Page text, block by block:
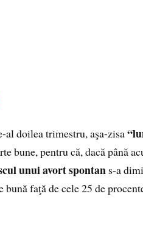
al doilea trimestru, aşa-zisa
bune, pentru că, dacă până
unui avort spontan s-a
faţă de cele 25 de